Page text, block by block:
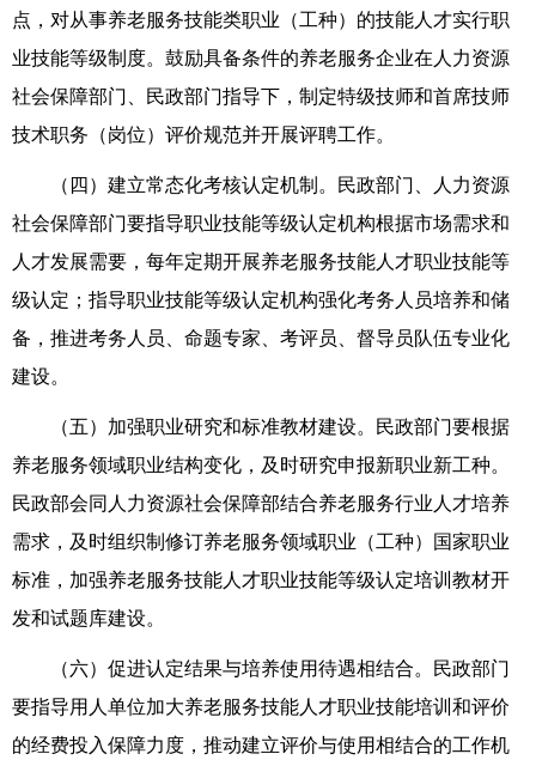
点，对从事养老服务技能类职业（工种）的技能人才实行职
业技能等级制度。鼓励具备条件的养老服务企业在人力资源
社会保障部门、民政部门指导下，制定特级技师和首席技师
技术职务（岗位）评价规范并开展评聘工作。
（四）建立常态化考核认定机制。民政部门、人力资源
社会保障部门要指导职业技能等级认定机构根据市场需求和
人才发展需要，每年定期开展养老服务技能人才职业技能等
级认定；指导职业技能等级认定机构强化考务人员培养和储
备，推进考务人员、命题专家、考评员、督导员队伍专业化
建设。
（五）加强职业研究和标准教材建设。民政部门要根据
养老服务领域职业结构变化，及时研究申报新职业新工种。
民政部会同人力资源社会保障部结合养老服务行业人才培养
需求，及时组织制修订养老服务领域职业（工种）国家职业
标准，加强养老服务技能人才职业技能等级认定培训教材开
发和试题库建设。
（六）促进认定结果与培养使用待遇相结合。民政部门
要指导用人单位加大养老服务技能人才职业技能培训和评价
的经费投入保障力度，推动建立评价与使用相结合的工作机